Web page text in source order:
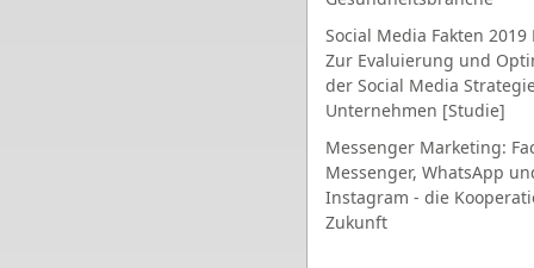
Social Media Fakten 2019
Zur Evaluierung und
der Social Media
Unternehmen [Studie]
Messenger Marketing:
Messenger, WhatsApp
Instagram - die
Zukunft